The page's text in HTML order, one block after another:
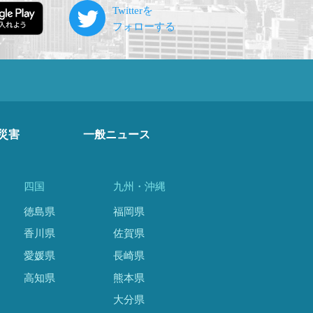
害 一般ニュース
四国
徳島県
香川県
愛媛県
高知県
九州・沖縄
福岡県
佐賀県
長崎県
熊本県
大分県